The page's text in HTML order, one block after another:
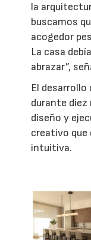
la
buscamos
acogedor
La casa
abrazar”,
El
durante diez
diseño y
creativo que
intuitiva.